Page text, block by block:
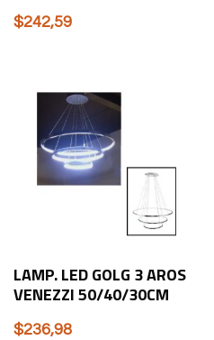
$242,59
LAMP. LED GOLG 3 AROS
VENEZZI 50/40/30CM
$236,98